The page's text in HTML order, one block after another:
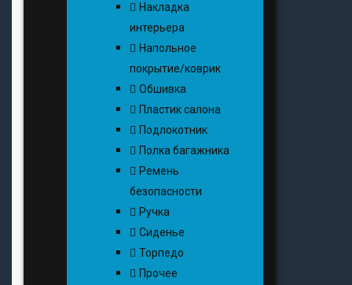
Накладка
интерьера
Напольное
покрытие/коврик
Обшивка
Пластик салона
Подлокотник
Полка багажника
Ремень
безопасности
Ручка
Сиденье
Торпедо
Прочее